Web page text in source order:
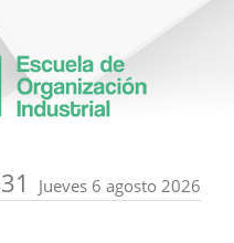
Jueves 6 agosto 2026